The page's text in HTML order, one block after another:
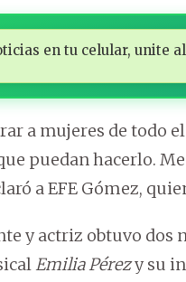
en tu celular, unite
a mujeres de todo
puedan hacerlo.
a EFE Gómez,
y actriz obtuvo dos
Emilia Pérezy su